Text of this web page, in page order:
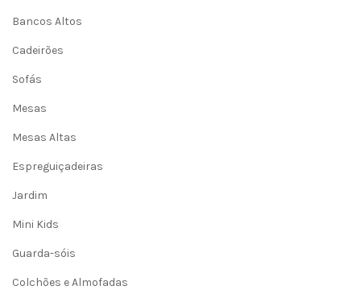
Bancos Altos
Cadeirões
Sofás
Mesas
Mesas Altas
Espreguiçadeiras
Jardim
Mini Kids
Guarda-sóis
Colchões e Almofadas